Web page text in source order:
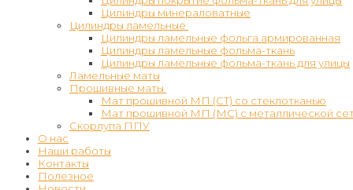
Цилиндры минераловатные
Цилиндры ламельные
Цилиндры ламельные фольга армированная
Цилиндры ламельные фольма-ткань
Цилиндры ламельные фольма-ткань для улицы
Ламельные маты
Прошивные маты
Мат прошивной МП (СТ) со стеклотканью
Мат прошивной МП (МС) с металлической
Скорлупа ППУ
О нас
Наши работы
Контакты
Полезное